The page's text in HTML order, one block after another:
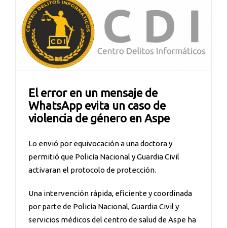
El error en un mensaje de
WhatsApp evita un caso de
violencia de género en Aspe
Lo envió por equivocación a una doctora y
permitió que Policía Nacional y Guardia Civil
activaran el protocolo de protección.
Una intervención rápida, eficiente y coordinada
por parte de Policía Nacional, Guardia Civil y
servicios médicos del centro de salud de Aspe ha